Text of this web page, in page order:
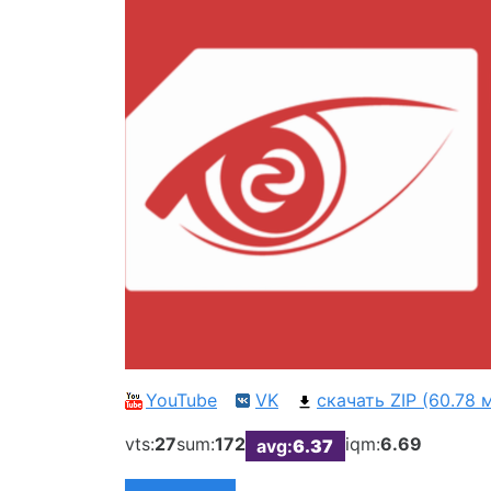
YouTube VK
скачать ZIP (60.78
vts:27sum:172 avg:6.37 iqm:6.69